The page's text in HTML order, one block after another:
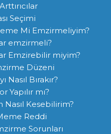
Seçimi
Mi Emzirmeliyim?
emzirmeli?
Emzirebilir miyim?
Düzeni
Nasıl Bırakır?
Yapılır mı?
Kesebilirim?
Reddi
Sorunları